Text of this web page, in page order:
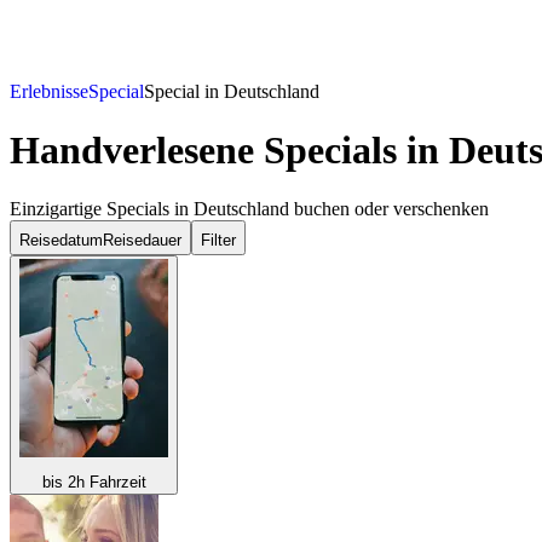
ErlebnisseSpecialSpecial in Deutschland
Handverlesene Specials in
Einzigartige Specials in Deutschland buchen oder verschenken
Reisedatum Reisedauer Filter
bis 2h Fahrzeit